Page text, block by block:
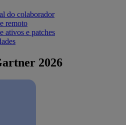
do colaborador
remoto
ativos e patches
2026